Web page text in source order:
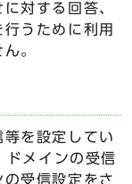
対する回答、
うために利用
。
を設定してい
メインの受信
受信設定をさ